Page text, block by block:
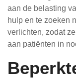
aan de belasting
hulp en te zoeken
verlichten, zodat
aan patiënten in